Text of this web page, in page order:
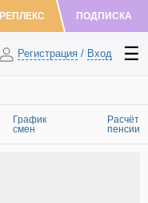
РЕПЛЕКС ПОДПИСКА
Регистрация / Вход
График
смен
Расчёт
пенсии